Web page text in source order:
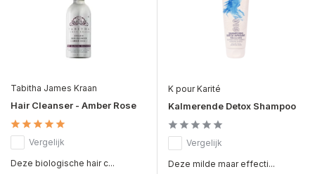
Tabitha James Kraan
Hair Cleanser - Amber Rose
Vergelijk
Deze biologische hair c...
K pour Karité
Kalmerende Detox Shampoo
Vergelijk
Deze milde maar effecti...